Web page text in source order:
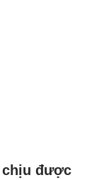
chịu được